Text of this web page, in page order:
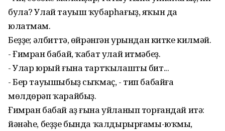
була? Улай тауыш ҡубарһағыҙ, яҡын да
юлатмам.
Беҙҙең; әлбиттә, өйрәнгән урындан китке килмәй.
- Ғимран бабай, ҡабат улай итмәбеҙ.
- Улар юрый ғына тартҡылашты бит...
- Бер тауышыбыҙ сыҡмаҫ, - тип бабайға
мөлдөрәп ҡарайбыҙ.
Ғимран бабай аҙ ғына уйланып торғандай итә:
йәнәһе, беҙҙе бында ҡалдырырғамы-юҡмы,